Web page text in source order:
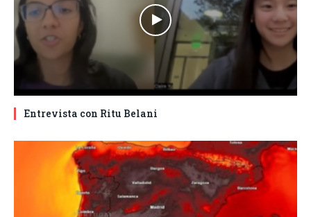
Entrevista con Ritu Belani